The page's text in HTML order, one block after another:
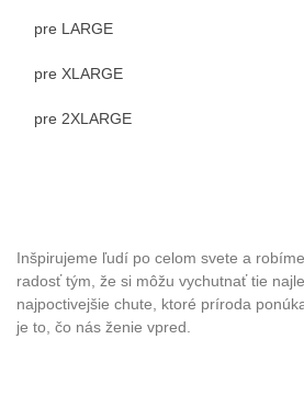
pre LARGE
pre XLARGE
pre 2XLARGE
Inšpirujeme ľudí po celom svete a
radosť tým, že si môžu vychutnať tie
najpoctivejšie chute, ktoré príroda
je to, čo nás ženie vpred.